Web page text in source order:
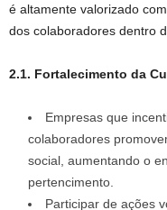
é altamente valorizado
dos colaboradores dentro
2.1. Fortalecimento da
Empresas que
colaboradores
social, aumentando o
pertencimento.
Participar de ações